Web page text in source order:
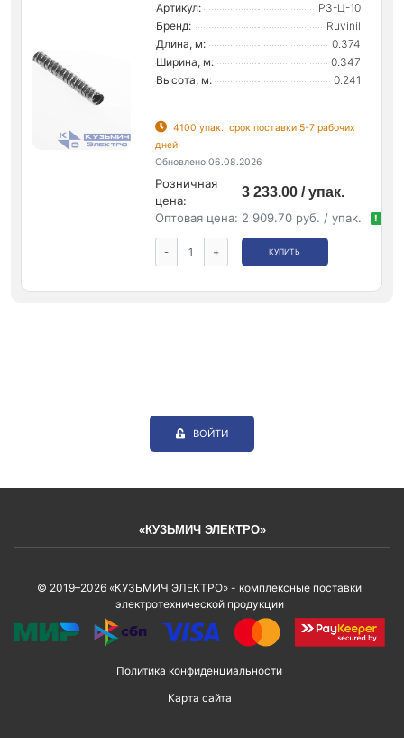
Артикул:
Р3-Ц-10
Бренд:
Ruvinil
Длина, м:
0.374
Ширина, м:
0.347
Высота, м:
0.241
4100 упак., срок поставки 5-7 рабочих
дней
Обновлено 06.08.2026
Розничная
цена:
3 233.00 / упак.
Оптовая цена: 2 909.70 руб. / упак. !
- + КУПИТЬ
ВОЙТИ
«КУЗЬМИЧ ЭЛЕКТРО»
© 2019–2026 «КУЗЬМИЧ ЭЛЕКТРО» - комплексные поставки
электротехнической продукции
Политика конфиденциальности
Карта сайта